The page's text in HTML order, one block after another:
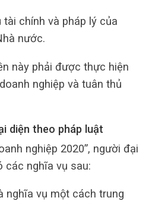
chính và pháp lý của
nước.
này phải được thực hiện
nghiệp và tuân thủ
diện theo pháp luật
nghiệp 2020”, người đại
các nghĩa vụ sau:
nghĩa vụ một cách trung